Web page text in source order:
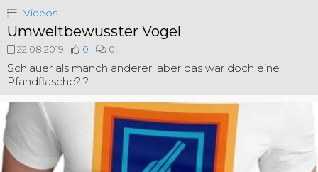
Videos
Umweltbewusster Vogel
22.08.2019 0 0
Schlauer als manch anderer, aber das war doch eine
Pfandflasche?!?